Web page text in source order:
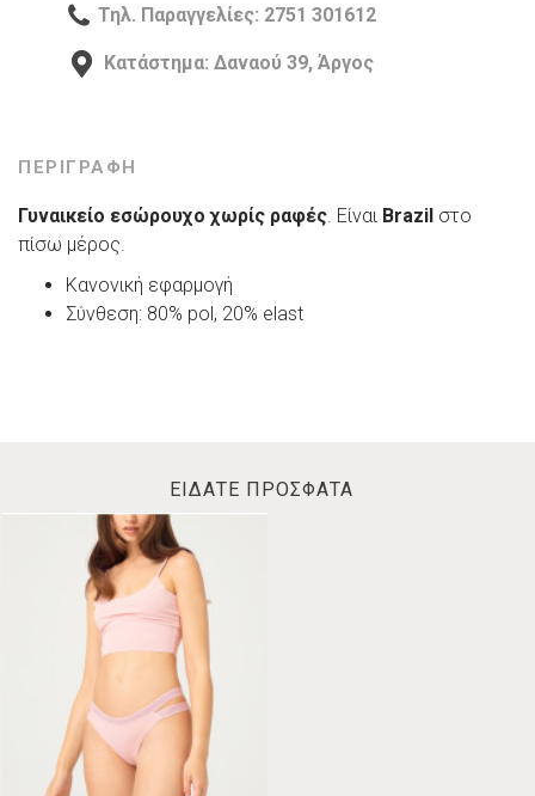
ΠΕΡΙΓΡΑΦΗ
Γυναικείο εσώρουχο χωρίς ραφές. Είναι Brazil στο
πίσω μέρος.
Κανονική εφαρμογή
Σύνθεση: 80% pol, 20% elast
Τηλ. Παραγγελίες: 2751 301612
Κατάστημα: Δαναού 39, Άργος
ΕΙΔΑΤΕ ΠΡΟΣΦΑΤΑ